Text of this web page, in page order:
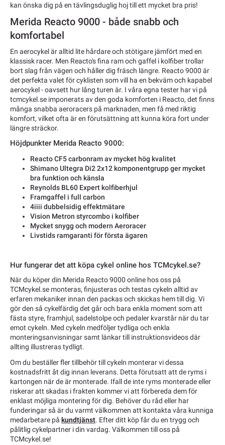
kan önska dig på en tävlingsduglig hoj till ett mycket bra pris!
Merida Reacto 9000 - både snabb och
komfortabel
En aerocykel är alltid lite hårdare och stötigare jämfört med en
klassisk racer. Men Reacto's fina ram och gaffel i kolfiber trollar
bort slag från vägen och håller dig fräsch längre. Reacto 9000 är
det perfekta valet för cyklisten som vill ha en bekväm och kapabel
aerocykel - oavsett hur lång turen är. I våra egna tester har vi på
tcmcykel.se imponerats av den goda komforten i Reacto, det finns
många snabba aeroracers på marknaden, men få med riktig
komfort, vilket ofta är en förutsättning att kunna köra fort under
längre sträckor.
Höjdpunkter Merida Reacto 9000:
Reacto CF5 carbonram av mycket hög kvalitet
Shimano Ultegra Di2 2x12 komponentgrupp ger mycket
bra funktion och känsla
Reynolds BL60 Expert kolfiberhjul
Framgaffel i full carbon
4iiii dubbelsidig effektmätare
Vision Metron styrcombo i kolfiber
Mycket snygg och modern Aeroracer
Livstids ramgaranti för första ägaren
Hur fungerar det att köpa cykel online hos TCMcykel.se?
När du köper din Merida Reacto 9000 online hos oss på
TCMcykel.se monteras, finjusteras och testas cykeln alltid av
erfaren mekaniker innan den packas och skickas hem till dig. Vi
gör den så cykelfärdig det går och bara enkla moment som att
fästa styre, framhjul, sadelstolpe och pedaler kvarstår när du tar
emot cykeln. Med cykeln medföljer tydliga och enkla
monteringsanvisningar samt länkar till instruktionsvideos där
allting illustreras tydligt.
Om du beställer fler tillbehör till cykeln monterar vi dessa
kostnadsfritt åt dig innan leverans. Detta förutsatt att de ryms i
kartongen när de är monterade. Ifall de inte ryms monterade eller
riskerar att skadas i frakten kommer vi att förbereda dem för
enklast möjliga montering för dig. Behöver du råd eller har
funderingar så är du varmt välkommen att kontakta våra kunniga
medarbetare på kundtjänst. Efter ditt köp får du en trygg och
pålitlig cykelpartner i din vardag. Välkommen till oss på
TCMcykel.se!